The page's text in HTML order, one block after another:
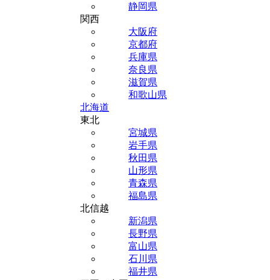
静岡県
関西
大阪府
京都府
兵庫県
奈良県
滋賀県
和歌山県
北海道
東北
宮城県
岩手県
秋田県
山形県
青森県
福島県
北信越
新潟県
長野県
富山県
石川県
福井県